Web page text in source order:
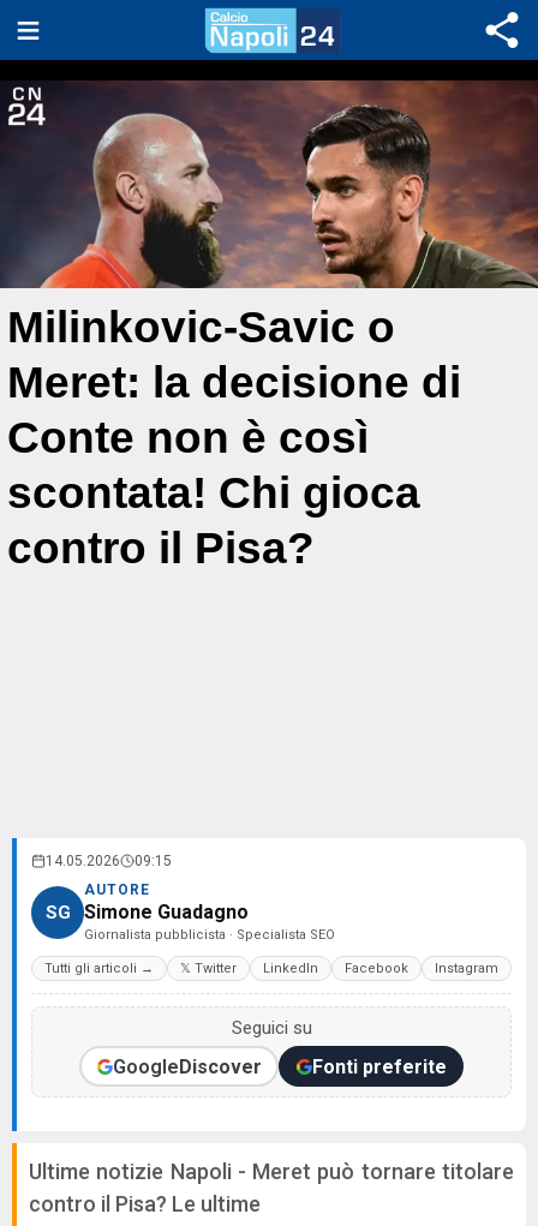
Milinkovic-Savic o
Meret: la decisione di
Conte non è così
scontata! Chi gioca
contro il Pisa?
14.05.2026 09:15
SG
AUTORE
Simone Guadagno
Giornalista pubblicista · Specialista SEO
Tutti gli articoli → 𝕏 Twitter LinkedIn Facebook Instagram
Seguici su
GoogleDiscover Fonti preferite
Ultime notizie Napoli - Meret può tornare titolare
contro il Pisa? Le ultime